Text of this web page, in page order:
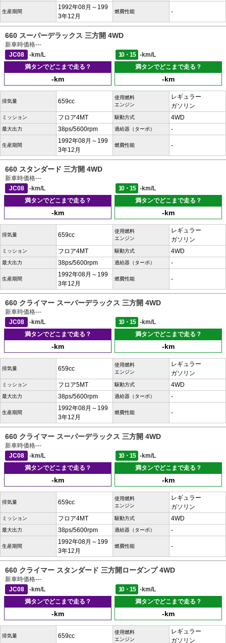
生産期間
1992年08月～199
3年12月
燃費性能 -
660 スーパーデラックス 三方開 4WD
新車時価格---
JC08
-km/L 10・15
-km/L
満タンでどこまで走る？
-km
満タンでどこまで走る？
-km
排気量 659cc
使用燃料
エンジン
レギュラー
ガソリン
ミッション フロア4MT 駆動方式 4WD
最大出力 38ps/5600rpm 過給器（ターボ） -
生産期間
1992年08月～199
3年12月
燃費性能 -
660 スタンダード 三方開 4WD
新車時価格---
JC08
-km/L 10・15
-km/L
満タンでどこまで走る？
-km
満タンでどこまで走る？
-km
排気量 659cc
使用燃料
エンジン
レギュラー
ガソリン
ミッション フロア4MT 駆動方式 4WD
最大出力 38ps/5600rpm 過給器（ターボ） -
生産期間
1992年08月～199
3年12月
燃費性能 -
660 クライマー スーパーデラックス 三方開 4WD
新車時価格---
JC08
-km/L 10・15
-km/L
満タンでどこまで走る？
-km
満タンでどこまで走る？
-km
排気量 659cc
使用燃料
エンジン
レギュラー
ガソリン
ミッション フロア5MT 駆動方式 4WD
最大出力 38ps/5600rpm 過給器（ターボ） -
生産期間
1992年08月～199
3年12月
燃費性能 -
660 クライマー スーパーデラックス 三方開 4WD
新車時価格---
JC08
-km/L 10・15
-km/L
満タンでどこまで走る？
-km
満タンでどこまで走る？
-km
排気量 659cc
使用燃料
エンジン
レギュラー
ガソリン
ミッション フロア4MT 駆動方式 4WD
最大出力 38ps/5600rpm 過給器（ターボ） -
生産期間
1992年08月～199
3年12月
燃費性能 -
660 クライマー スタンダード 三方開ローダンプ 4WD
新車時価格---
JC08
-km/L 10・15
-km/L
満タンでどこまで走る？
-km
満タンでどこまで走る？
-km
排気量 659cc
使用燃料
エンジン
レギュラー
ガソリン